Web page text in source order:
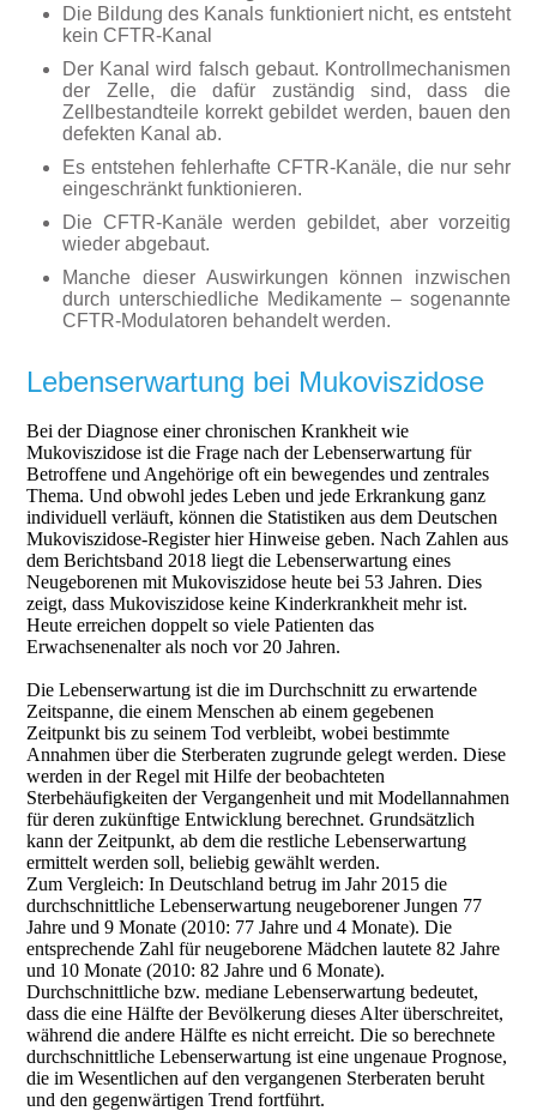
Die Bildung des Kanals funktioniert nicht, es entsteht
kein CFTR-Kanal
Der Kanal wird falsch gebaut. Kontrollmechanismen
der Zelle, die dafür zuständig sind, dass die
Zellbestandteile korrekt gebildet werden, bauen den
defekten Kanal ab.
Es entstehen fehlerhafte CFTR-Kanäle, die nur sehr
eingeschränkt funktionieren.
Die CFTR-Kanäle werden gebildet, aber vorzeitig
wieder abgebaut.
Manche dieser Auswirkungen können inzwischen
durch unterschiedliche Medikamente – sogenannte
CFTR-Modulatoren behandelt werden.
Lebenserwartung bei Mukoviszidose
Bei der Diagnose einer chronischen Krankheit wie
Mukoviszidose ist die Frage nach der Lebenserwartung für
Betroffene und Angehörige oft ein bewegendes und zentrales
Thema. Und obwohl jedes Leben und jede Erkrankung ganz
individuell verläuft, können die Statistiken aus dem Deutschen
Mukoviszidose-Register hier Hinweise geben. Nach Zahlen aus
dem Berichtsband 2018 liegt die Lebenserwartung eines
Neugeborenen mit Mukoviszidose heute bei 53 Jahren. Dies
zeigt, dass Mukoviszidose keine Kinderkrankheit mehr ist.
Heute erreichen doppelt so viele Patienten das
Erwachsenenalter als noch vor 20 Jahren.
Die Lebenserwartung ist die im Durchschnitt zu erwartende
Zeitspanne, die einem Menschen ab einem gegebenen
Zeitpunkt bis zu seinem Tod verbleibt, wobei bestimmte
Annahmen über die Sterberaten zugrunde gelegt werden. Diese
werden in der Regel mit Hilfe der beobachteten
Sterbehäufigkeiten der Vergangenheit und mit Modellannahmen
für deren zukünftige Entwicklung berechnet. Grundsätzlich
kann der Zeitpunkt, ab dem die restliche Lebenserwartung
ermittelt werden soll, beliebig gewählt werden.
Zum Vergleich: In Deutschland betrug im Jahr 2015 die
durchschnittliche Lebenserwartung neugeborener Jungen 77
Jahre und 9 Monate (2010: 77 Jahre und 4 Monate). Die
entsprechende Zahl für neugeborene Mädchen lautete 82 Jahre
und 10 Monate (2010: 82 Jahre und 6 Monate).
Durchschnittliche bzw. mediane Lebenserwartung bedeutet,
dass die eine Hälfte der Bevölkerung dieses Alter überschreitet,
während die andere Hälfte es nicht erreicht. Die so berechnete
durchschnittliche Lebenserwartung ist eine ungenaue Prognose,
die im Wesentlichen auf den vergangenen Sterberaten beruht
und den gegenwärtigen Trend fortführt.